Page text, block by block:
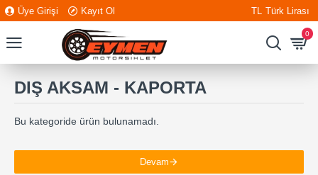
Üye Girişi Kayıt Ol TL Türk Lirası
0
DIŞ AKSAM - KAPORTA
Bu kategoride ürün bulunamadı.
Devam